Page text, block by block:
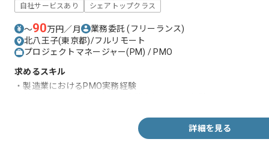
自社サービスあり
シェアトップクラス
〜90万円／月 業務委託(フリーランス)
北八王子(東京都)/フルリモート
プロジェクトマネージャー(PM) / PMO
求めるスキル
・製造業におけるPMO実務経験
詳細を見る